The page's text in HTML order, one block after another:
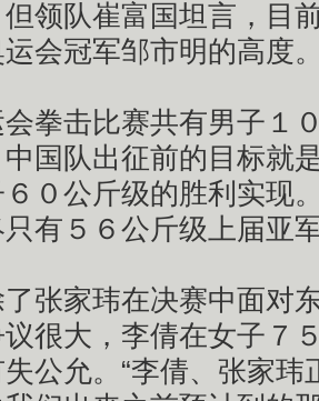
领队崔富国坦言，目
会冠军邹市明的高度
击比赛共有男子１
国队出征前的目标就
０公斤级的胜利实现
有５６公斤级上届亚
家玮在决赛中面对
很大，李倩在女子７
公允。“李倩、张家玮